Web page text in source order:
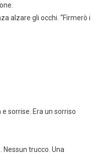
alzare gli occhi. “Firmerò i
sorrise. Era un sorriso
trucco. Una